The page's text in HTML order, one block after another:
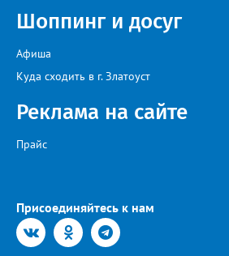
Шоппинг и досуг
Афиша
Куда сходить в г. Златоуст
Реклама на сайте
Прайс
Присоединяйтесь к нам